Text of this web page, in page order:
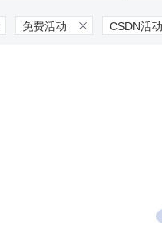
免费活动  CSDN活动